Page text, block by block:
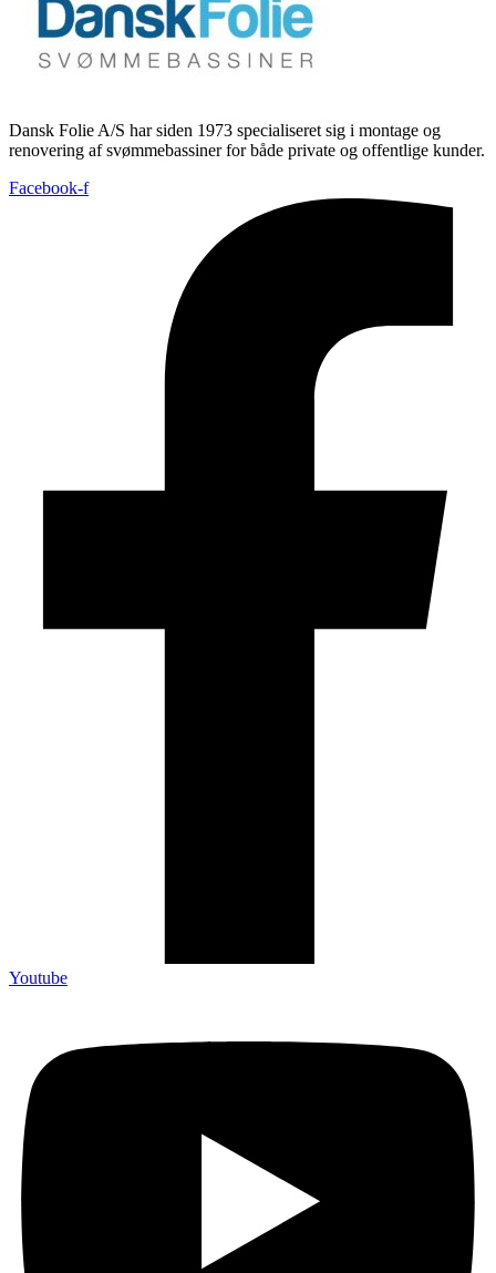
Dansk Folie A/S har siden 1973 specialiseret sig i montage og
renovering af svømmebassiner for både private og offentlige kunder.
Facebook-f
Youtube